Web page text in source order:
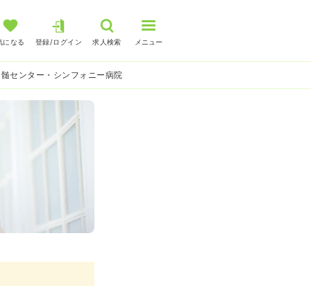
になる 登録/ログイン 求人検索 メニュー
センター・シンフォニー病院